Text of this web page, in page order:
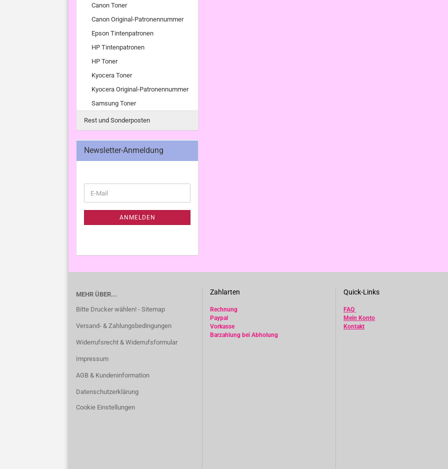
Canon Toner
Canon Original-Patronennummer
Epson Tintenpatronen
HP Tintenpatronen
HP Toner
Kyocera Toner
Kyocera Original-Patronennummer
Samsung Toner
Rest und Sonderposten
Newsletter-Anmeldung
ZUR
ANMELDUNG
E-
Mail
ANMELDEN
MEHR ÜBER...
Bitte Drucker wählen! - Sitemap
Versand- & Zahlungsbedingungen
Widerrufsrecht & Widerrufsformular
Impressum
AGB & Kundeninformation
Datenschutzerklärung
Cookie Einstellungen
Zahlarten
Rechnung
Paypal
Vorkasse
Barzahlung bei Abholung
Quick-Links
FAQ
Mein Konto
Kontakt